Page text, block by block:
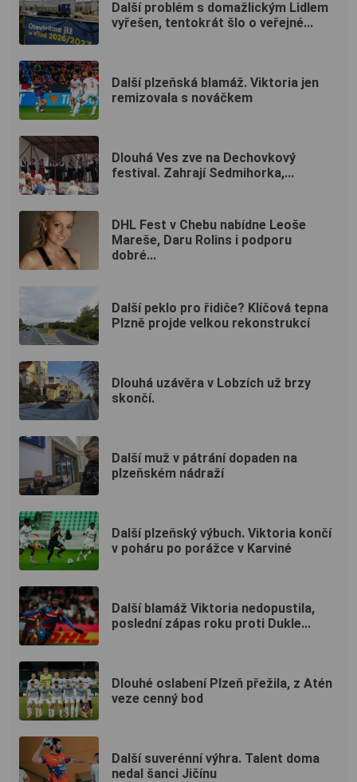
Další problém s domažlickým Lidlem
vyřešen, tentokrát šlo o veřejné...
Další plzeňská blamáž. Viktoria jen
remizovala s nováčkem
Dlouhá Ves zve na Dechovkový
festival. Zahrají Sedmihorka,...
DHL Fest v Chebu nabídne Leoše
Mareše, Daru Rolins i podporu
dobré...
Další peklo pro řidiče? Klíčová tepna
Plzně projde velkou rekonstrukcí
Dlouhá uzávěra v Lobzích už brzy
skončí.
Další muž v pátrání dopaden na
plzeňském nádraží
Další plzeňský výbuch. Viktoria končí
v poháru po porážce v Karviné
Další blamáž Viktoria nedopustila,
poslední zápas roku proti Dukle...
Dlouhé oslabení Plzeň přežila, z Atén
veze cenný bod
Další suverénní výhra. Talent doma
nedal šanci Jičínu